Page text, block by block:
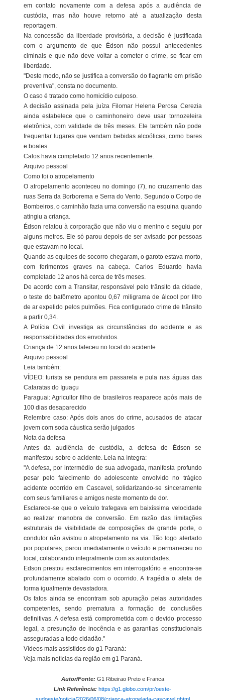
em contato novamente com a defesa após a audiência de
custódia, mas não houve retorno até a atualização desta
reportagem.
Na concessão da liberdade provisória, a decisão é justificada
com o argumento de que Édson não possui antecedentes
ciminais e que não deve voltar a cometer o crime, se ficar em
liberdade.
"Deste modo, não se justifica a conversão do flagrante em prisão
preventiva", consta no documento.
O caso é tratado como homicídio culposo.
A decisão assinada pela juíza Filomar Helena Perosa Cerezia
ainda estabelece que o caminhoneiro deve usar tornozeleira
eletrônica, com validade de três meses. Ele também não pode
frequentar lugares que vendam bebidas alcoólicas, como bares
e boates.
Calos havia completado 12 anos recentemente.
Arquivo pessoal
Como foi o atropelamento
O atropelamento aconteceu no domingo (7), no cruzamento das
ruas Serra da Borborema e Serra do Vento. Segundo o Corpo de
Bombeiros, o caminhão fazia uma conversão na esquina quando
atingiu a criança.
Édson relatou à corporação que não viu o menino e seguiu por
alguns metros. Ele só parou depois de ser avisado por pessoas
que estavam no local.
Quando as equipes de socorro chegaram, o garoto estava morto,
com ferimentos graves na cabeça. Carlos Eduardo havia
completado 12 anos há cerca de três meses.
De acordo com a Transitar, responsável pelo trânsito da cidade,
o teste do bafômetro apontou 0,67 miligrama de álcool por litro
de ar expelido pelos pulmões. Fica configurado crime de trânsito
a partir 0,34.
A Polícia Civil investiga as circunstâncias do acidente e as
responsabilidades dos envolvidos.
Criança de 12 anos faleceu no local do acidente
Arquivo pessoal
Leia também:
VÍDEO: turista se pendura em passarela e pula nas águas das
Cataratas do Iguaçu
Paraguai: Agricultor filho de brasileiros reaparece após mais de
100 dias desaparecido
Relembre caso: Após dois anos do crime, acusados de atacar
jovem com soda cáustica serão julgados
Nota da defesa
Antes da audiência de custódia, a defesa de Édson se
manifestou sobre o acidente. Leia na íntegra:
"A defesa, por intermédio de sua advogada, manifesta profundo
pesar pelo falecimento do adolescente envolvido no trágico
acidente ocorrido em Cascavel, solidarizando-se sinceramente
com seus familiares e amigos neste momento de dor.
Esclarece-se que o veículo trafegava em baixíssima velocidade
ao realizar manobra de conversão. Em razão das limitações
estruturais de visibilidade de composições de grande porte, o
condutor não avistou o atropelamento na via. Tão logo alertado
por populares, parou imediatamente o veículo e permaneceu no
local, colaborando integralmente com as autoridades.
Edson prestou esclarecimentos em interrogatório e encontra-se
profundamente abalado com o ocorrido. A tragédia o afeta de
forma igualmente devastadora.
Os fatos ainda se encontram sob apuração pelas autoridades
competentes, sendo prematura a formação de conclusões
definitivas. A defesa está comprometida com o devido processo
legal, a presunção de inocência e as garantias constitucionais
asseguradas a todo cidadão."
Vídeos mais assistidos do g1 Paraná:
Veja mais notícias da região em g1 Paraná.
Autor/Fonte: G1 Ribeirao Preto e Franca
Link Referência: https://g1.globo.com/pr/oeste-